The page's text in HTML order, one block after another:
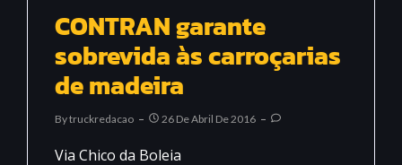
CONTRAN garante
sobrevida às carroçarias
de madeira
ByTruckredacao 26 De Abril De 2016
Via Chico da Boleia